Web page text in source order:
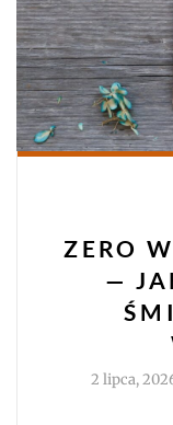
ZERO
—
2 lipca,